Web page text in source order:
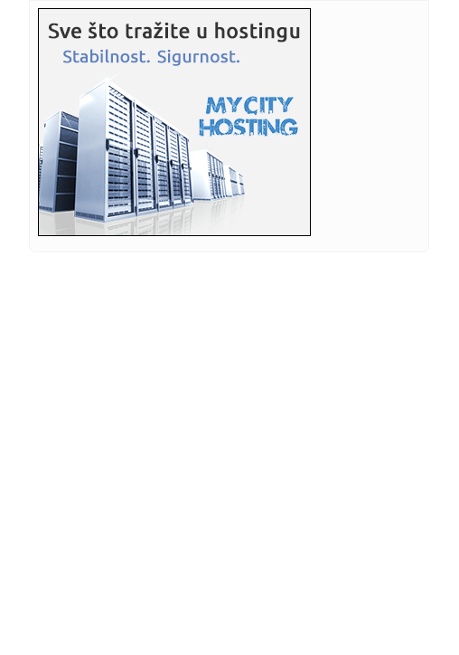
23:42:Narodna skupština RS usvojila izmjene Zakona o pravima
boraca
23:42:Najveće banke Bliskog istoka i Afrike: Gigant iz Emirata
prestig...
23:42:Brutalni kineski rat cenama se preselio u Evropu
23:40:Zukorlić pokrenuo novi talas političke komunikacije: Sat i
po o...